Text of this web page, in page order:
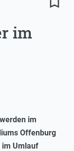
im
im
Offenburg
im Umlauf